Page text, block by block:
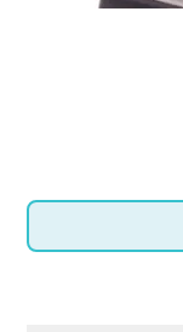
検
索